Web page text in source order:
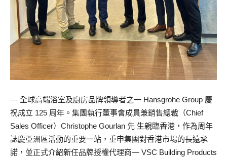
— 全球高端浴室及廚房品牌領導者之一 Hansgrohe Group 慶
祝成立 125 周年。集團執行董事會成員兼銷售總裁（Chief
Sales Officer）Christophe Gourlan 先 生親臨香港，作為周年
誌慶亞洲區活動的重要一站，重申集團對香港市場的長遠承
諾，並正式介紹新任品牌授權代理商— VSC Building Products